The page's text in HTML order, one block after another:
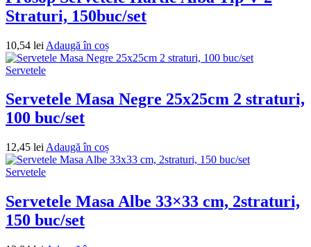
Straturi, 150buc/set
10,54 lei Adaugă în coș
Servetele
Servetele Masa Negre 25x25cm 2 straturi,
100 buc/set
12,45 lei Adaugă în coș
Servetele
Servetele Masa Albe 33×33 cm, 2straturi,
150 buc/set